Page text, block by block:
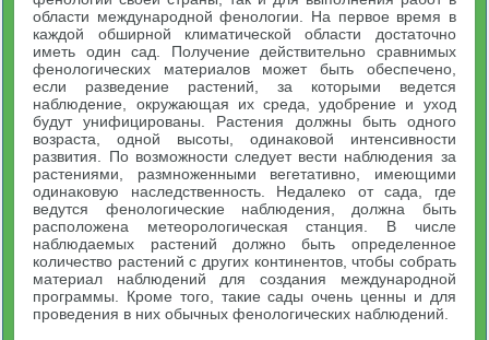
области международной фенологии. На первое время в
каждой обширной климатической области достаточно
иметь один сад. Получение действительно сравнимых
фенологических материалов может быть обеспечено,
если разведение растений, за которыми ведется
наблюдение, окружающая их среда, удобрение и уход
будут унифицированы. Растения должны быть одного
возраста, одной высоты, одинаковой интенсивности
развития. По возможности следует вести наблюдения за
растениями, размноженными вегетативно, имеющими
одинаковую наследственность. Недалеко от сада, где
ведутся фенологические наблюдения, должна быть
расположена метеорологическая станция. В числе
наблюдаемых растений должно быть определенное
количество растений с других континентов, чтобы собрать
материал наблюдений для создания международной
программы. Кроме того, такие сады очень ценны и для
проведения в них обычных фенологических наблюдений.